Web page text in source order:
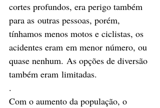
cortes profundos, era perigo também
para as outras pessoas, porém,
tínhamos menos motos e ciclistas, os
acidentes eram em menor número, ou
quase nenhum. As opções de diversão
também eram limitadas.
.
Com o aumento da população, o